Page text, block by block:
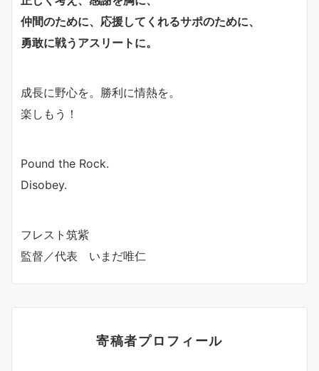
仲間のために、応援してくれるサポのために、
勇敢に戦うアスリートに。
成長に野心を。勝利に情熱を。
楽しもう！
Pound the Rock.
Disobey.
フレスト筑紫
監督／代表 いまだ唯仁
寄稿者プロフィール